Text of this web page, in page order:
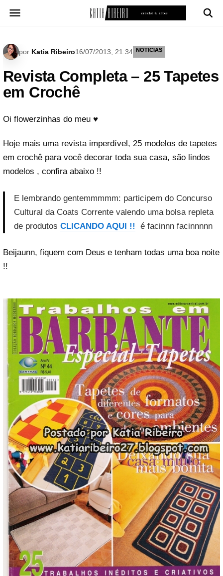
para
por Katia Ribeiro16/07/2013, 21:34 NOTICIAS
Revista Completa – 25 Tapetes
em Crochê
Oi flowerzinhas do meu ♥
Hoje mais uma revista imperdível, 25 modelos de tapetes
em crochê para você decorar toda sua casa, são lindos
modelos , confira abaixo !!
E lembrando gentemmmmm: participem do Concurso
Cultural da Coats Corrente valendo uma bolsa repleta
de produtos CLICANDO AQUI !! é facinnn facinnnnn
Beijaunn, fiquem com Deus e tenham todas uma boa noite
!!